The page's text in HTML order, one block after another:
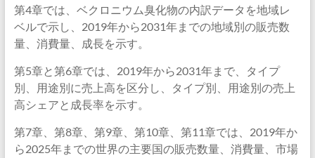
第4章では、ベクロニウム臭化物の内訳データを地域レ
ベルで示し、2019年から2031年までの地域別の販売数
量、消費量、成長を示す。
第5章と第6章では、2019年から2031年まで、タイプ
別、用途別に売上高を区分し、タイプ別、用途別の売上
高シェアと成長率を示す。
第7章、第8章、第9章、第10章、第11章では、2019年か
ら2025年までの世界の主要国の販売数量、消費量、市場